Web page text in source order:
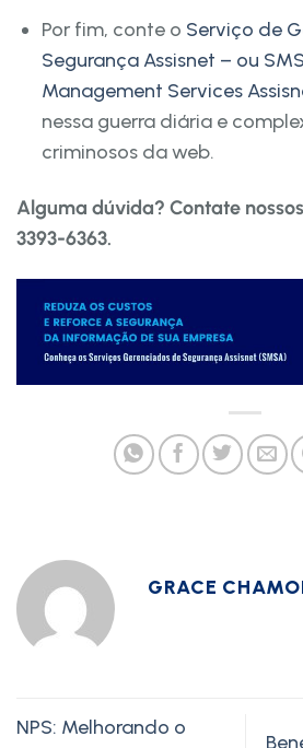
Por fim, conte o Serviço de
Segurança Assisnet – ou
Management Services
nessa guerra diária e
criminosos da web.
Alguma dúvida? Contate
3393-6363.
GRACE
NPS: Melhorando o